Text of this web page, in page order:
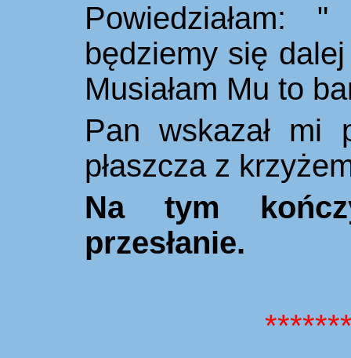
będziemy się
Musiałam Mu to
Pan wskazał mi
płaszcza z
Na tym
przesłanie.